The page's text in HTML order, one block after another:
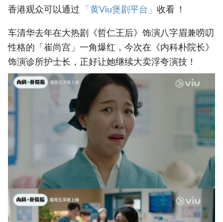
香港观众可以通过 「黄Viu煲剧平台」 收看 ！
车清华去年在大热剧《哲仁王后》饰演八字眉兼唠叨
性格的「崔尚宫」一角爆红，今次在《内科朴院长》
饰演诊所护士长，正好让她继续大卖浮夸演技！